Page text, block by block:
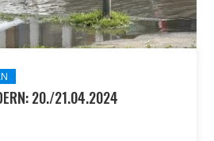
20./21.04.2024